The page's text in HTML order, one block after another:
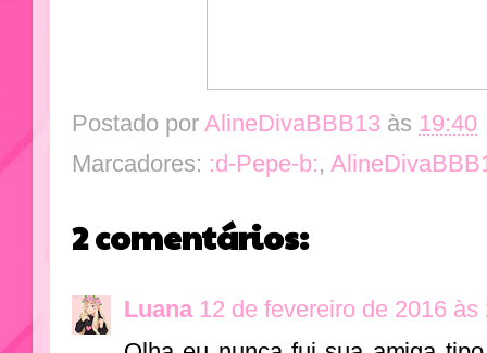
Postado por AlineDivaBBB13 às 19:40
Marcadores: :d-Pepe-b:,
2 comentários:
Luana 12 de fevereiro de 2016 às